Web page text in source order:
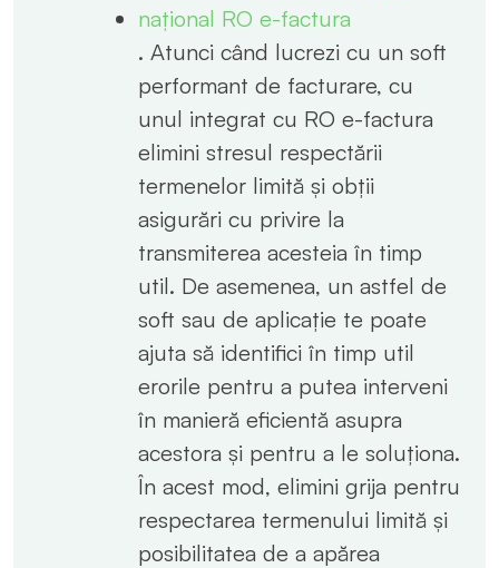
național RO e-factura
. Atunci când lucrezi cu un soft
performant de facturare, cu
unul integrat cu RO e-factura
elimini stresul respectării
termenelor limită și obții
asigurări cu privire la
transmiterea acesteia în timp
util. De asemenea, un astfel de
soft sau de aplicație te poate
ajuta să identifici în timp util
erorile pentru a putea interveni
în manieră eficientă asupra
acestora și pentru a le soluționa.
În acest mod, elimini grija pentru
respectarea termenului limită și
posibilitatea de a apărea